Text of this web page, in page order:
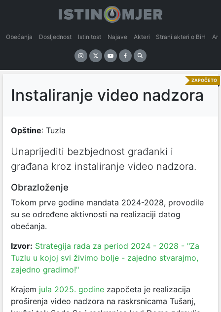
Obećanja Dosljednost Istinitost Najave Akteri Strani akteri o BiH
ZAPOČETO
Instaliranje video nadzora
Opštine: Tuzla
Unaprijediti bezbjednost građanki i
građana kroz instaliranje video nadzora.
Obrazloženje
Tokom prve godine mandata 2024-2028, provodile
su se određene aktivnosti na realizaciji datog
obećanja.
Izvor: Strategija rada za period 2024 - 2028 - "Za
Tuzlu u kojoj svi živimo bolje - zajedno stvarajmo,
zajedno gradimo!"
Krajem jula 2025. godine započeta je realizacija
proširenja video nadzora na raskrsnicama Tušanj,